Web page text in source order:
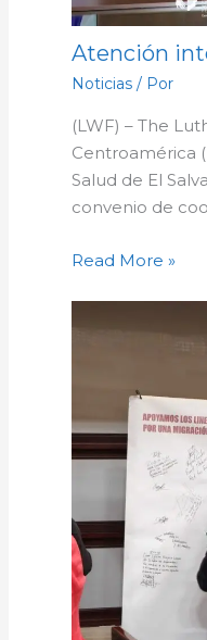
Atención
Noticias/ Por
(LWF) – The
Centroamérica
Salud de El
convenio de
Read More »